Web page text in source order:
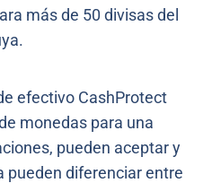
más de 50 divisas del
efectivo CashProtect
monedas para una
pueden aceptar y
pueden diferenciar entre